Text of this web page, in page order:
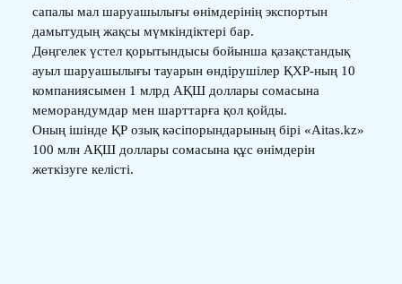
сапалы мал шаруашылығы өнімдерінің экспортын
дамытудың жақсы мүмкіндіктері бар.
Дөңгелек үстел қорытындысы бойынша қазақстандық
ауыл шаруашылығы тауарын өндірушілер ҚХР-ның 10
компаниясымен 1 млрд АҚШ доллары сомасына
меморандумдар мен шарттарға қол қойды.
Оның ішінде ҚР озық кәсіпорындарының бірі «Aitas.kz»
100 млн АҚШ доллары сомасына құс өнімдерін
жеткізуге келісті.